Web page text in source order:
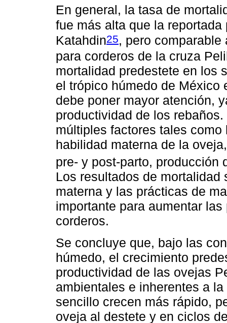
En general, la tasa de
fue más alta que la
Katahdin25, pero
para corderos de la cruza
mortalidad predestete en los
el trópico húmedo de México
debe poner mayor atención,
productividad de los
múltiples factores tales
habilidad materna de la
pre- y post-parto, producción
Los resultados de
materna y las prácticas de
importante para aumentar
corderos.
Se concluye que, bajo las
húmedo, el crecimiento
productividad de las ovejas
ambientales e inherentes a
sencillo crecen más rápido,
oveja al destete y en ciclos